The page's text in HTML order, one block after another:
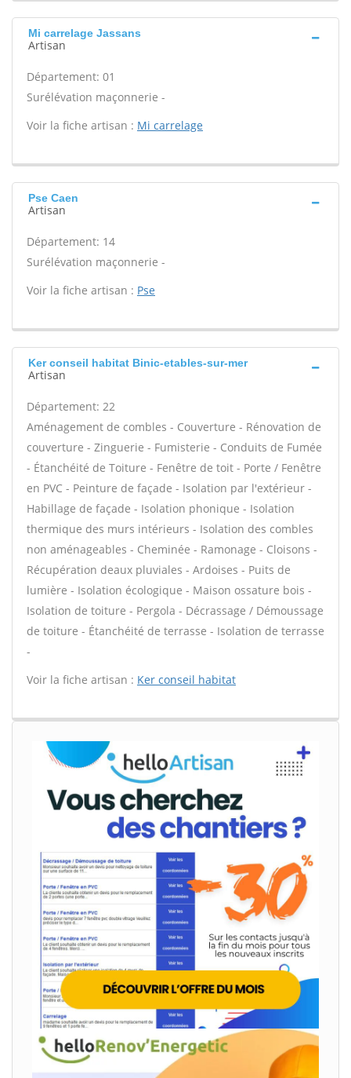
Mi carrelage Jassans
Artisan
Département: 01
Surélévation maçonnerie -
Voir la fiche artisan : Mi carrelage
Pse Caen
Artisan
Département: 14
Surélévation maçonnerie -
Voir la fiche artisan : Pse
Ker conseil habitat Binic-etables-sur-mer
Artisan
Département: 22
Aménagement de combles - Couverture - Rénovation de
couverture - Zinguerie - Fumisterie - Conduits de Fumée
- Étanchéité de Toiture - Fenêtre de toit - Porte / Fenêtre
en PVC - Peinture de façade - Isolation par l'extérieur -
Habillage de façade - Isolation phonique - Isolation
thermique des murs intérieurs - Isolation des combles
non aménageables - Cheminée - Ramonage - Cloisons -
Récupération deaux pluviales - Ardoises - Puits de
lumière - Isolation écologique - Maison ossature bois -
Isolation de toiture - Pergola - Décrassage / Démoussage
de toiture - Étanchéité de terrasse - Isolation de terrasse
-
Voir la fiche artisan : Ker conseil habitat